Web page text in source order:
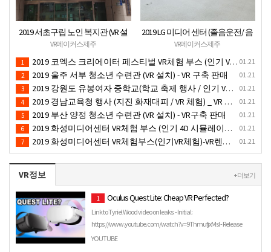
2019 서초구립 노인 복지관 (VR 설
치) - VR 구축 판매
VR메이커스제주
2019 LG 미디어 센터 (졸음운전/ 음
주운전 체험 행사) VR 체험 - VR 렌탈
대여 행사
VR메이커스제주
01.21
1 2019 코엑스 크리에이터 페스티벌 VR체험 부스 (인기 VR 체험) - VR렌탈대여 행사
01.21
2 2019 울주 서부 청소년 수련관 (VR 설치) - VR 구축 판매
01.21
3 2019 강원도 유봉여자 중학교(학교 축제 행사 / 인기 VR 컨텐츠 ) - VR렌탈대여 행사
01.21
4 2019 경남교육청 행사 (지진 화재대피 / VR 체험) _ VR 렌탈대여행사
01.21
5 2019 부산 양정 청소년 수련관 (VR 설치) - VR구축 판매
01.21
6 2019 화성미디어센터 VR체험 부스 (인기 4D 시뮬레이터 체험)- VR렌탈
01.21
7 2019 화성미디어센터 VR체험부스(인기VR체험)-VR렌탈대여
VR정보 + 더보기
1 Oculus Quest Lite: Cheap VR Perfected?
Link to Tyriel Wood video on leaks: - Initial:
https://www.youtube.com/watch?v=9ThmufjxMsI - Release
Date: https://www.y…
YOUTUBE